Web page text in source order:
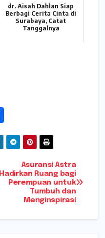
dr. Aisah Dahlan Siap
Berbagi Cerita Cinta di
Surabaya, Catat
Tanggalnya
h
ar
Asuransi Astra
Hadirkan Ruang bagi
Perempuan untuk
Tumbuh dan
Menginspirasi